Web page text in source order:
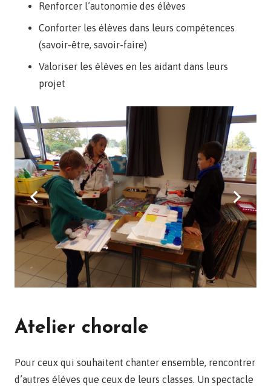
Renforcer l’autonomie des élèves
Conforter les élèves dans leurs compétences
(savoir-être, savoir-faire)
Valoriser les élèves en les aidant dans leurs
projet
Atelier chorale
Pour ceux qui souhaitent chanter ensemble, rencontrer
d’autres élèves que ceux de leurs classes. Un spectacle